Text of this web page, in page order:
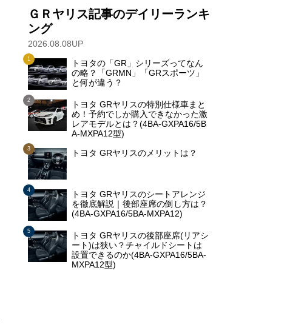
ＧＲヤリス記事のデイリーランキ
ング
2026.08.08UP
トヨタの「GR」シリーズってなん
の略？「GRMN」「GRスポーツ」
と何が違う？
トヨタ GRヤリスの特別仕様車まと
め！予約でしか購入できなかった激
レアモデルとは？(4BA-GXPA16/5B
A-MXPA12型)
トヨタ GRヤリスのメリットは？
トヨタ GRヤリスのシートアレンジ
を徹底解説｜後部座席の倒し方は？
(4BA-GXPA16/5BA-MXPA12)
トヨタ GRヤリスの後部座席(リアシ
ート)は狭い？チャイルドシートは
設置できるのか(4BA-GXPA16/5BA-
MXPA12型)